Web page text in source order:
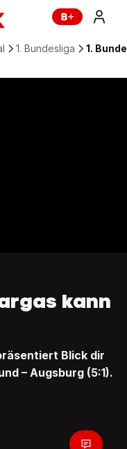
1. Bundesliga 1.
kann
Blick dir
– Augsburg (5:1).